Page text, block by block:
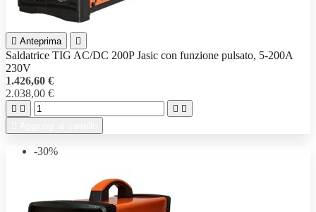
 Anteprima 
Saldatrice TIG AC/DC 200P Jasic con funzione pulsato, 5-200A
230V
1.426,60 €
2.038,00 €
   
-30%